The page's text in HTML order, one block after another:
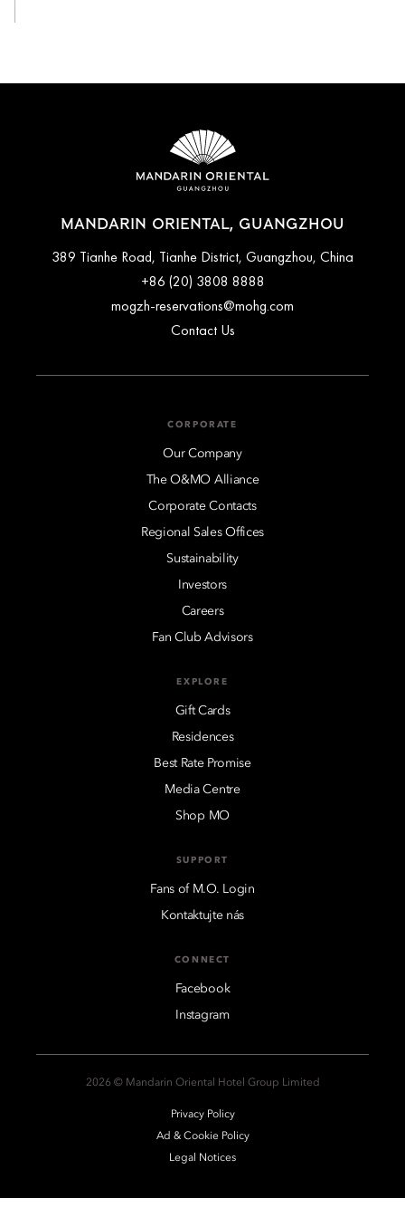
MANDARIN ORIENTAL, GUANGZHOU
389 Tianhe Road, Tianhe District, Guangzhou, China
+86 (20) 3808 8888
mogzh-reservations@mohg.com
Contact Us
CORPORATE
Our Company
The O&MO Alliance
Corporate Contacts
Regional Sales Offices
Sustainability
Investors
Careers
Fan Club Advisors
EXPLORE
Gift Cards
Residences
Best Rate Promise
Media Centre
Shop MO
SUPPORT
Fans of M.O. Login
Kontaktujte nás
CONNECT
Facebook
Instagram
2026 © Mandarin Oriental Hotel Group Limited
Privacy Policy
Ad & Cookie Policy
Legal Notices